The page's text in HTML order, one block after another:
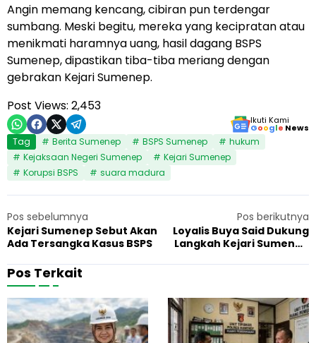
Angin memang kencang, cibiran pun terdengar
sumbang. Meski begitu, mereka yang kecipratan atau
menikmati haramnya uang, hasil dagang BSPS
Sumenep, dipastikan tiba-tiba meriang dengan
gebrakan Kejari Sumenep.
Post Views: 2,453
Ikuti Kami
Google News
Tag Berita Sumenep BSPS Sumenep
hukum
Kejaksaan Negeri Sumenep
Kejari Sumenep
Korupsi BSPS
suara madura
Pos sebelumnya
Kejari Sumenep Sebut Akan
Ada Tersangka Kasus BSPS
Pos berikutnya
Loyalis Buya Said Dukung
Langkah Kejari Sumenep
Pos Terkait